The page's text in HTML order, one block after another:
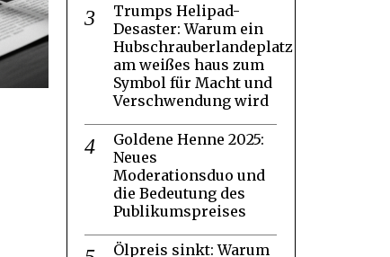
Trumps Helipad-
Desaster: Warum ein
Hubschrauberlandeplatz
am weißes haus zum
Symbol für Macht und
Verschwendung wird
Goldene Henne 2025:
Neues
Moderationsduo und
die Bedeutung des
Publikumspreises
Ölpreis sinkt: Warum